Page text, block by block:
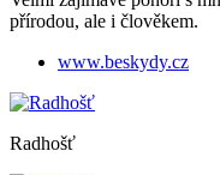
přírodou, ale i člověkem.
www.beskydy.cz
Radhošť